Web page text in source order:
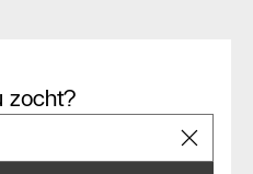
zocht?